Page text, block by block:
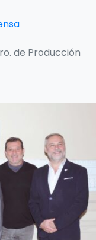
de Producción